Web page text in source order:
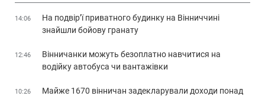
14:06
На подвір’ї приватного будинку на Вінниччині
знайшли бойову гранату
12:46
Вінничанки можуть безоплатно навчитися на
водійку автобуса чи вантажівки
10:26
Майже 1670 вінничан задекларували доходи понад